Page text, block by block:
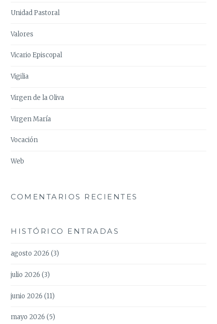
Unidad Pastoral
Valores
Vicario Episcopal
Vigilia
Virgen de la Oliva
Virgen María
Vocación
Web
COMENTARIOS RECIENTES
HISTÓRICO ENTRADAS
agosto 2026 (3)
julio 2026 (3)
junio 2026 (11)
mayo 2026 (5)